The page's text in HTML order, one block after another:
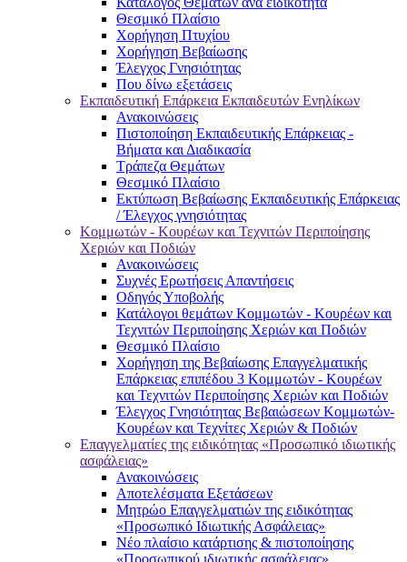
Θεσμικό Πλαίσιο
Χορήγηση Πτυχίου
Χορήγηση Βεβαίωσης
Έλεγχος Γνησιότητας
Που δίνω εξετάσεις
Εκπαιδευτική Επάρκεια Εκπαιδευτών Ενηλίκων
Ανακοινώσεις
Πιστοποίηση Εκπαιδευτικής Επάρκειας -
Βήματα και Διαδικασία
Τράπεζα Θεμάτων
Θεσμικό Πλαίσιο
Εκτύπωση Βεβαίωσης Εκπαιδευτικής Επάρκειας
/ Έλεγχος γνησιότητας
Κομμωτών - Κουρέων και Τεχνιτών Περιποίησης
Χεριών και Ποδιών
Ανακοινώσεις
Συχνές Ερωτήσεις Απαντήσεις
Οδηγός Υποβολής
Κατάλογοι θεμάτων Κομμωτών - Κουρέων και
Τεχνιτών Περιποίησης Χεριών και Ποδιών
Θεσμικό Πλαίσιο
Χορήγηση της Βεβαίωσης Επαγγελματικής
Επάρκειας επιπέδου 3 Κομμωτών - Κουρέων
και Τεχνιτών Περιποίησης Χεριών και Ποδιών
Έλεγχος Γνησιότητας Βεβαιώσεων Κομμωτών-
Κουρέων και Τεχνίτες Χεριών & Ποδιών
Επαγγελματίες της ειδικότητας «Προσωπικό ιδιωτικής
ασφάλειας»
Ανακοινώσεις
Αποτελέσματα Εξετάσεων
Μητρώο Επαγγελματιών της ειδικότητας
«Προσωπικό Ιδιωτικής Ασφάλειας»
Νέο πλαίσιο κατάρτισης & πιστοποίησης
«Προσωπικού ιδιωτικής ασφάλειας»